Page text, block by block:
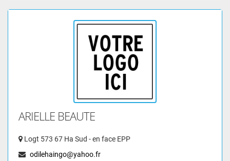
ARIELLE BEAUTE
Logt 573 67 Ha Sud - en face EPP
odilehaingo@yahoo.fr